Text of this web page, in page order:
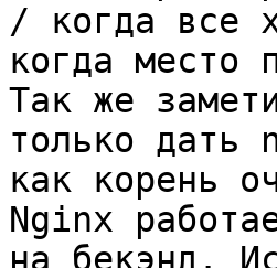
/ когда все
когда место
Так же
только
как корень
Nginx
на бекэнд.